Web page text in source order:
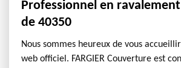
Professionnel en
de 40350
Nous sommes heureux de vous
web officiel. FARGIER Couverture est